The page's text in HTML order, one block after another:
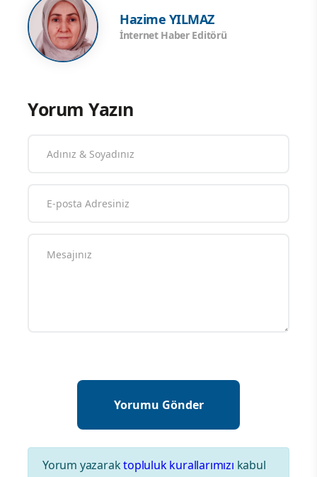
Hazime YILMAZ
İnternet Haber Editörü
Yorum Yazın
Yorum yazaraktopluluk kurallarımızı kabul